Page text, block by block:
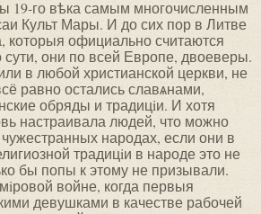
19-го вѣка самым многочисленным
Культ Мары. И до сих пор в Литве
которыя официально считаются
сути, они по всей Европе, двоеверы.
в любой христианской церкви, не
равно остались славѧнами,
обряды и традицiи. И хотя
настраивала людей, что можно
народах, если они в
традицiи в народе это не
бы попы к этому не призывали.
войне, когда первыя
девушками в качестве рабочей